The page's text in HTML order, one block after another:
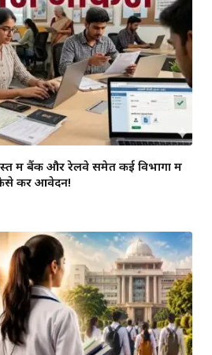
में बैंक और रेलवे समेत कई विभागों में
कैसे करें आवेदन!